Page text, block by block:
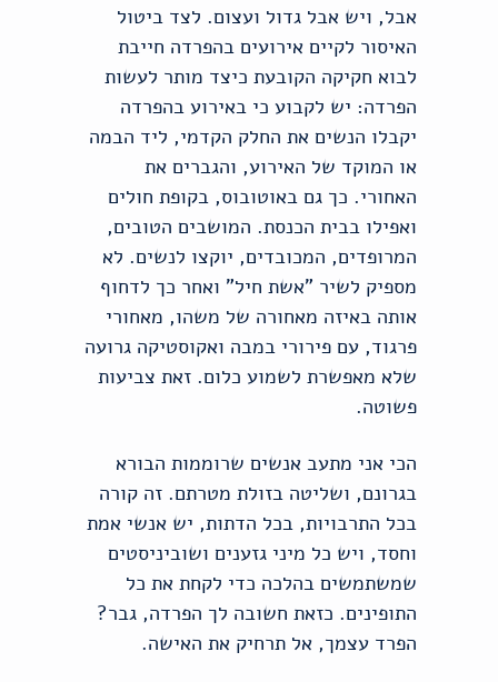
אבל, ויש אבל גדול ועצום. לצד ביטול
האיסור לקיים אירועים בהפרדה חייבת
לבוא חקיקה הקובעת כיצד מותר לעשות
הפרדה: יש לקבוע כי באירוע בהפרדה
יקבלו הנשים את החלק הקדמי, ליד הבמה
או המוקד של האירוע, והגברים את
האחורי. כך גם באוטובוס, בקופת חולים
ואפילו בבית הכנסת. המושבים הטובים,
המרופדים, המכובדים, יוקצו לנשים. לא
מספיק לשיר "אשת חיל" ואחר כך לדחוף
אותה באיזה מאחורה של משהו, מאחורי
פרגוד, עם פירורי במבה ואקוסטיקה גרועה
שלא מאפשרת לשמוע כלום. זאת צביעות
פשוטה.
הכי אני מתעב אנשים שרוממות הבורא
בגרונם, ושליטה בזולת מטרתם. זה קורה
בכל התרבויות, בכל הדתות, יש אנשי אמת
וחסד, ויש כל מיני גזענים ושוביניסטים
שמשתמשים בהלכה כדי לקחת את כל
התופינים. כזאת חשובה לך הפרדה, גבר?
הפרד עצמך, אל תרחיק את האישה.